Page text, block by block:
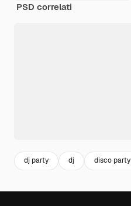
PSD correlati
dj party dj disco party